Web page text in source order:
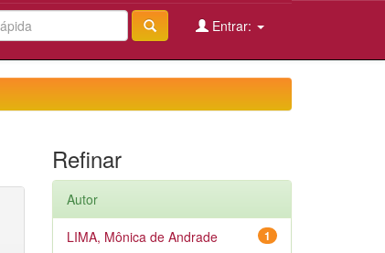
Entrar:
Refinar
Autor
1
LIMA, Mônica de Andrade